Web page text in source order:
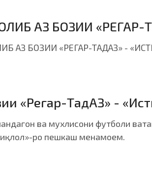
АЗ БОЗИИ «РЕГАР-
АЗ БОЗИИ «РЕГАР-ТАДАЗ» -
«Регар-ТадАЗ» -
ва мухлисони футболи
ро пешкаш менамоем.